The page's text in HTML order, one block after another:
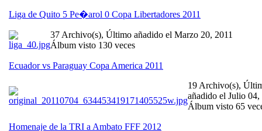
Liga de Quito 5 Pe�arol 0 Copa Libertadores 2011
37 Archivo(s), Último añadido el Marzo 20, 2011
Álbum visto 130 veces
Ecuador vs Paraguay Copa America 2011
19 Archivo(s),
añadido el Julio 04,
Álbum visto 65
Homenaje de la TRI a Ambato FFF 2012